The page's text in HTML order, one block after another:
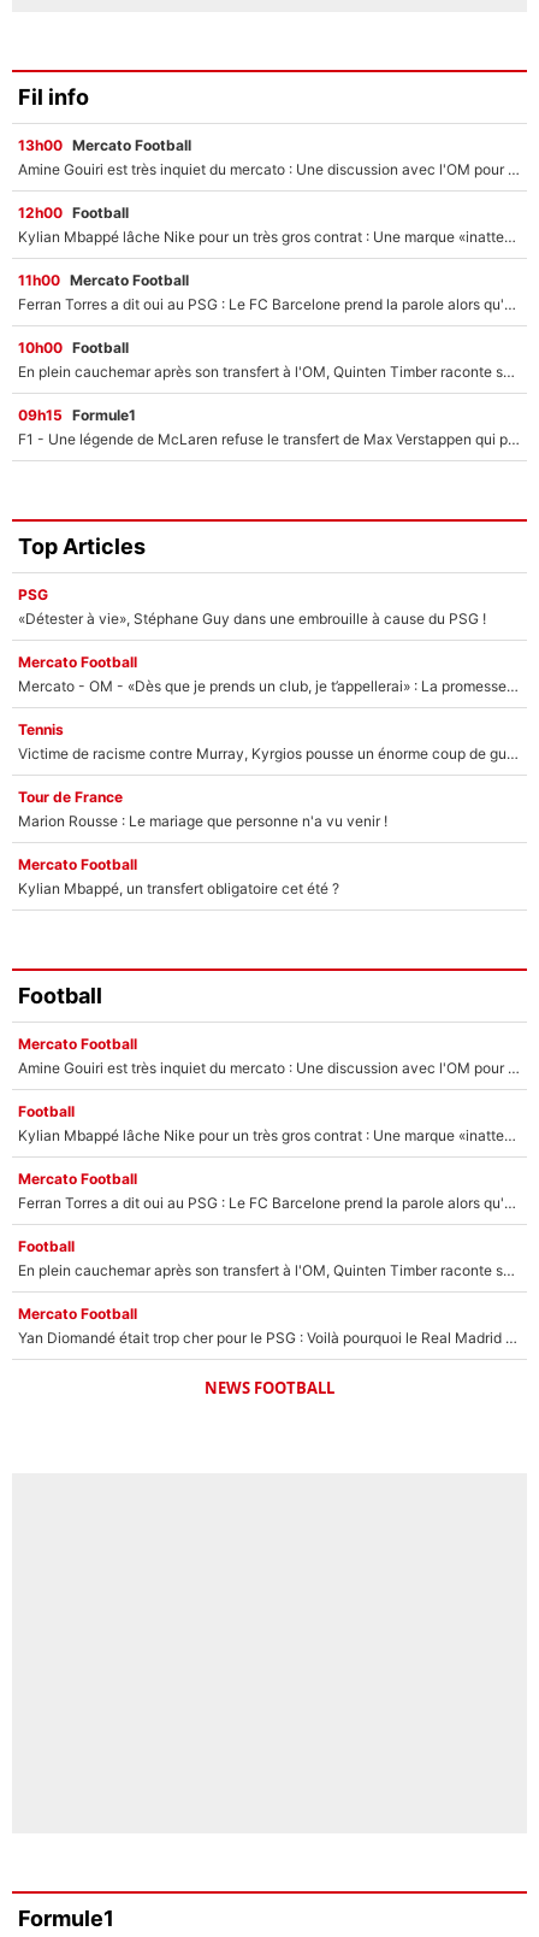
Fil info
13h00 Mercato Football
Amine Gouiri est très inquiet du mercato : Une discussion avec l'OM pour acter son transfert !
12h00 Football
Kylian Mbappé lâche Nike pour un très gros contrat : Une marque «inattendue» va frapper très fort
11h00 Mercato Football
Ferran Torres a dit oui au PSG : Le FC Barcelone prend la parole alors qu'un transfert de l'attaquant espagnol prend forme
10h00 Football
En plein cauchemar après son transfert à l'OM, Quinten Timber raconte ses doutes après sa signature à Marseille
09h15 Formule1
F1 - Une légende de McLaren refuse le transfert de Max Verstappen qui pourrait «faire des vagues» et plomber l'ambiance dans l'équipe
Top Articles
PSG
«Détester à vie», Stéphane Guy dans une embrouille à cause du PSG !
Mercato Football
Mercato - OM - «Dès que je prends un club, je t’appellerai» : La promesse de Marcelino au moment de claquer la porte
Tennis
Victime de racisme contre Murray, Kyrgios pousse un énorme coup de gueule !
Tour de France
Marion Rousse : Le mariage que personne n'a vu venir !
Mercato Football
Kylian Mbappé, un transfert obligatoire cet été ?
Football
Mercato Football
Amine Gouiri est très inquiet du mercato : Une discussion avec l'OM pour acter son transfert !
Football
Kylian Mbappé lâche Nike pour un très gros contrat : Une marque «inattendue» va frapper très fort
Mercato Football
Ferran Torres a dit oui au PSG : Le FC Barcelone prend la parole alors qu'un transfert de l'attaquant espagnol prend forme
Football
En plein cauchemar après son transfert à l'OM, Quinten Timber raconte ses doutes après sa signature à Marseille
Mercato Football
Yan Diomandé était trop cher pour le PSG : Voilà pourquoi le Real Madrid a accepté de payer la somme record de 140M€ pour boucler son transfert !
NEWS FOOTBALL
Formule1